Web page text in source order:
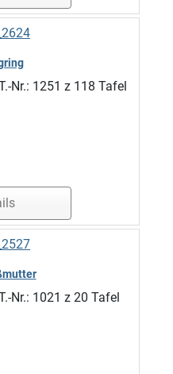
Nr.: 1251 z 118 Tafel
Nr.: 1021 z 20 Tafel